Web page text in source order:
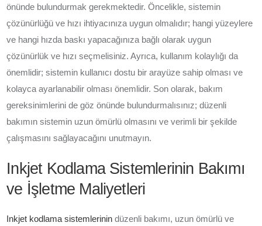
önünde bulundurmak gerekmektedir. Öncelikle, sistemin
çözünürlüğü ve hızı ihtiyacınıza uygun olmalıdır; hangi yüzeylere
ve hangi hızda baskı yapacağınıza bağlı olarak uygun
çözünürlük ve hızı seçmelisiniz. Ayrıca, kullanım kolaylığı da
önemlidir; sistemin kullanıcı dostu bir arayüze sahip olması ve
kolayca ayarlanabilir olması önemlidir. Son olarak, bakım
gereksinimlerini de göz önünde bulundurmalısınız; düzenli
bakımın sistemin uzun ömürlü olmasını ve verimli bir şekilde
çalışmasını sağlayacağını unutmayın.
Inkjet Kodlama Sistemlerinin Bakımı
ve İşletme Maliyetleri
Inkjet kodlama sistemlerinin düzenli bakımı, uzun ömürlü ve